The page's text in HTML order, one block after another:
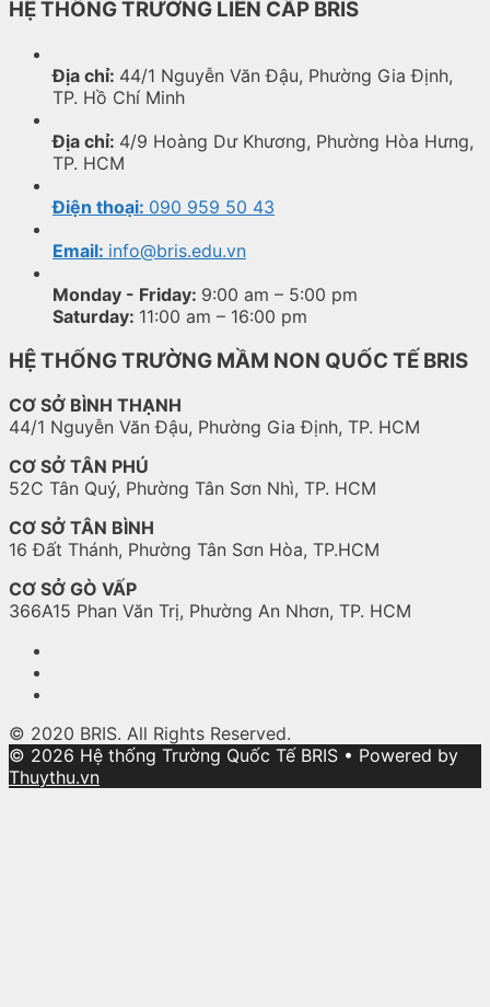
HỆ THỐNG TRƯỜNG LIÊN CẤP BRIS
Địa chỉ: 44/1 Nguyễn Văn Đậu, Phường Gia Định,
TP. Hồ Chí Minh
Địa chỉ: 4/9 Hoàng Dư Khương, Phường Hòa Hưng,
TP. HCM
Điện thoại: 090 959 50 43
Email: info@bris.edu.vn
Monday - Friday: 9:00 am – 5:00 pm
Saturday: 11:00 am – 16:00 pm
HỆ THỐNG TRƯỜNG MẦM NON QUỐC TẾ BRIS
CƠ SỞ BÌNH THẠNH
44/1 Nguyễn Văn Đậu, Phường Gia Định, TP. HCM
CƠ SỞ TÂN PHÚ
52C Tân Quý, Phường Tân Sơn Nhì, TP. HCM
CƠ SỞ TÂN BÌNH
16 Đất Thánh, Phường Tân Sơn Hòa, TP.HCM
CƠ SỞ GÒ VẤP
366A15 Phan Văn Trị, Phường An Nhơn, TP. HCM
© 2020 BRIS. All Rights Reserved.
© 2026 Hệ thống Trường Quốc Tế BRIS • Powered by
Thuythu.vn